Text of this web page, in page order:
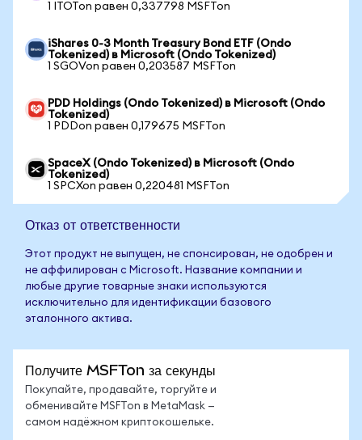
1 ITOTon равен 0,337798 MSFTon
iShares 0-3 Month Treasury Bond ETF (Ondo
Tokenized) в Microsoft (Ondo Tokenized)
1 SGOVon равен 0,203587 MSFTon
PDD Holdings (Ondo Tokenized) в Microsoft (Ondo
Tokenized)
1 PDDon равен 0,179675 MSFTon
SpaceX (Ondo Tokenized) в Microsoft (Ondo
Tokenized)
1 SPCXon равен 0,220481 MSFTon
Отказ от ответственности
Этот продукт не выпущен, не спонсирован, не одобрен и
не аффилирован с Microsoft. Название компании и
любые другие товарные знаки используются
исключительно для идентификации базового
эталонного актива.
Получите MSFTon за секунды
Покупайте, продавайте, торгуйте и
обменивайте MSFTon в MetaMask —
самом надёжном криптокошельке.